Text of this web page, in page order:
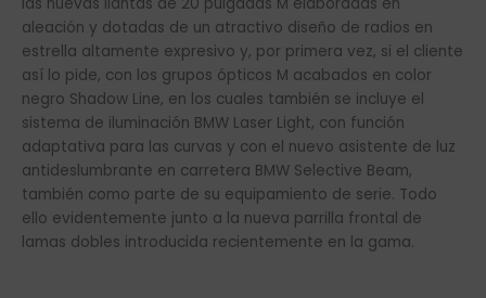
aleación y dotadas de un atractivo diseño de radios en
estrella altamente expresivo y, por primera vez, si el cliente
así lo pide, con los grupos ópticos M acabados en color
negro Shadow Line, en los cuales también se incluye el
sistema de iluminación BMW Laser Light, con función
adaptativa para las curvas y con el nuevo asistente de luz
antideslumbrante en carretera BMW Selective Beam,
también como parte de su equipamiento de serie. Todo
ello evidentemente junto a la nueva parrilla frontal de
lamas dobles introducida recientemente en la gama.